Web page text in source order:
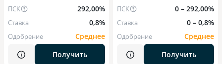
ПСК 292,00%
Ставка 0,8%
Одобрение
Среднее
Получить
ПСК 0 – 292,00%
Ставка 0 – 0,8%
Одобрение
Среднее
Получить